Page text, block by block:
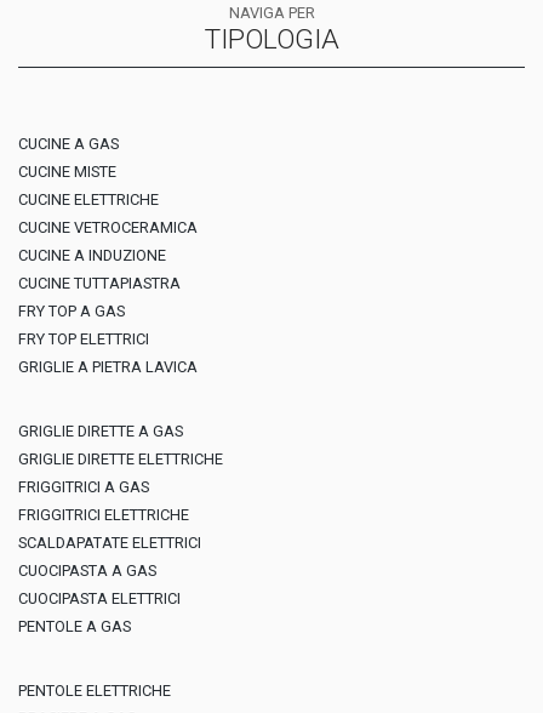
NAVIGA PER
TIPOLOGIA
CUCINE A GAS
CUCINE MISTE
CUCINE ELETTRICHE
CUCINE VETROCERAMICA
CUCINE A INDUZIONE
CUCINE TUTTAPIASTRA
FRY TOP A GAS
FRY TOP ELETTRICI
GRIGLIE A PIETRA LAVICA
GRIGLIE DIRETTE A GAS
GRIGLIE DIRETTE ELETTRICHE
FRIGGITRICI A GAS
FRIGGITRICI ELETTRICHE
SCALDAPATATE ELETTRICI
CUOCIPASTA A GAS
CUOCIPASTA ELETTRICI
PENTOLE A GAS
PENTOLE ELETTRICHE